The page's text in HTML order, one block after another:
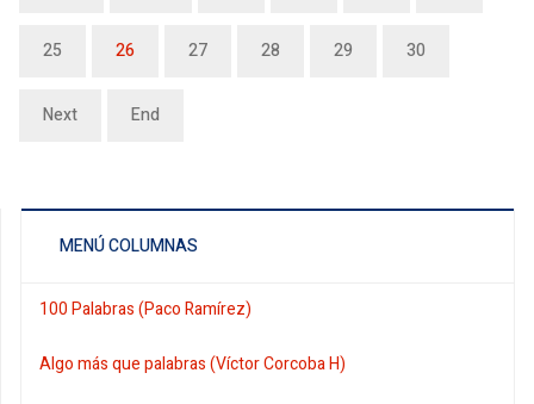
25 26 27 28 29 30
Next End
MENÚ COLUMNAS
100 Palabras (Paco Ramírez)
Algo más que palabras (Víctor Corcoba H)